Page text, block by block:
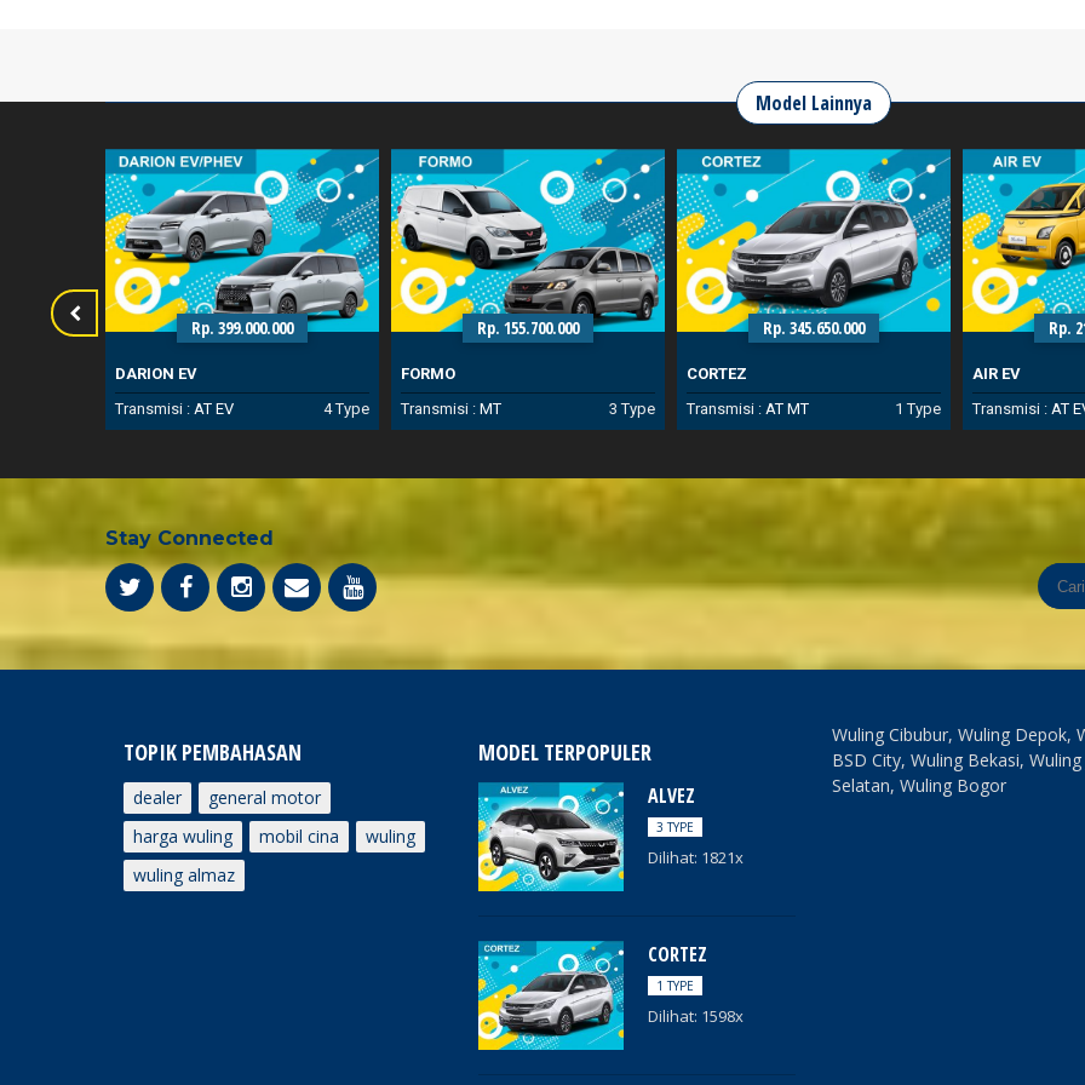
Model Lainnya
Rp. 399.000.000
DARION EV
Transmisi : AT EV 4 Type
Rp. 155.700.000
FORMO
Transmisi : MT 3 Type
Rp. 345.650.000
CORTEZ
Transmisi : AT MT 1 Type
Rp.
AIR EV
Transmisi : AT
Stay Connected
TOPIK PEMBAHASAN
dealer
general motor
harga wuling
mobil cina
wuling
wuling almaz
MODEL TERPOPULER
ALVEZ
3 TYPE
Dilihat: 1821x
CORTEZ
1 TYPE
Dilihat: 1598x
Wuling Cibubur, Wuling Depok,
BSD City, Wuling Bekasi, Wuling
Selatan, Wuling Bogor